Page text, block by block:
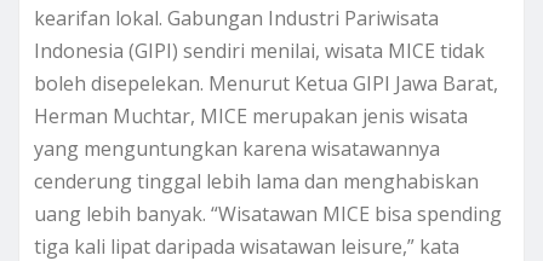
kearifan lokal. Gabungan Industri Pariwisata
Indonesia (GIPI) sendiri menilai, wisata MICE tidak
boleh disepelekan. Menurut Ketua GIPI Jawa Barat,
Herman Muchtar, MICE merupakan jenis wisata
yang menguntungkan karena wisatawannya
cenderung tinggal lebih lama dan menghabiskan
uang lebih banyak. “Wisatawan MICE bisa spending
tiga kali lipat daripada wisatawan leisure,” kata